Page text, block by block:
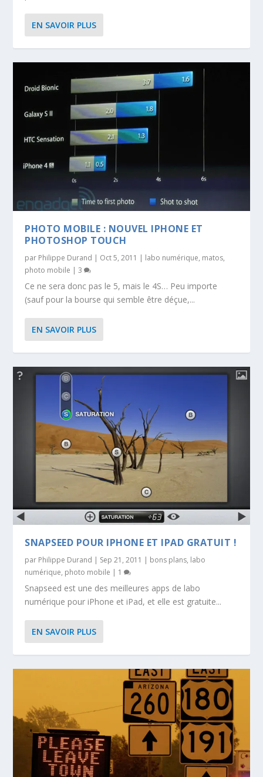
EN SAVOIR PLUS
PHOTO MOBILE : NOUVEL IPHONE ET
PHOTOSHOP TOUCH
par Philippe Durand | Oct 5, 2011 | labo numérique, matos,
photo mobile |3
Ce ne sera donc pas le 5, mais le 4S… Peu importe
(sauf pour la bourse qui semble être déçue,...
EN SAVOIR PLUS
SNAPSEED POUR IPHONE ET IPAD GRATUIT !
par Philippe Durand | Sep 21, 2011 | bons plans, labo
numérique, photo mobile | 1
Snapseed est une des meilleures apps de labo
numérique pour iPhone et iPad, et elle est gratuite...
EN SAVOIR PLUS